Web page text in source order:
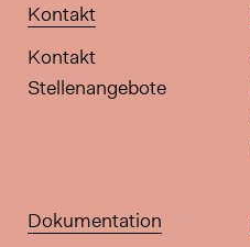
Kontakt
Kontakt
Stellenangebote
Dokumentation